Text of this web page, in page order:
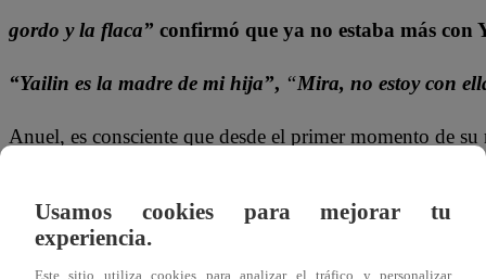
gordo y la flaca” confirmó que ya no estaba más con
“Yailin es la madre de mi hija”, “Mira, no estoy con
Anuel, es consciente que desde el primer momento de
Por otro lado el cantante de las“23 preguntas”
, pidió a
madre de sus hija, asegurando que es una mujer
Usamos cookies para mejorar tu
experiencia.
Este sitio utiliza cookies para analizar el tráfico y personalizar